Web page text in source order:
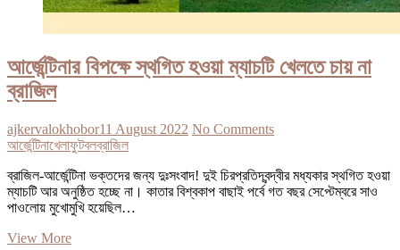
আর্জেন্টিনার বিপক্ষে স্থগিত হওয়া ম্যাচটি খেলতে চায় না
ব্রাজিল
ajkervalokhobor11 August 2022 No Comments
আর্জেন্টিনাখেলাফুটবলব্রাজিল
ব্রাজিল-আর্জেন্টিনা ভক্তদের জন্য দুঃসংবাদ! দুই চিরপ্রতিদ্বন্দ্বীর মধ্যকার স্থগিত হওয়া
ম্যাচটি আর অনুষ্ঠিত হচ্ছে না। কাতার বিশ্বকাপ বাছাই পর্বে গত বছর সেপ্টেম্বরে সাও
পাওলোয় মুখোমুখি হয়েছিল…
View Moreআর্জেন্টিনার